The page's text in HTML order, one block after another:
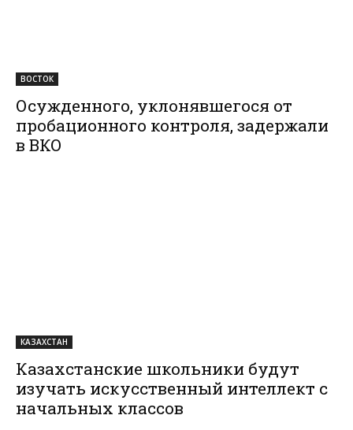
ВОСТОК
Осужденного, уклонявшегося от
пробационного контроля, задержали
в ВКО
КАЗАХСТАН
Казахстанские школьники будут
изучать искусственный интеллект с
начальных классов